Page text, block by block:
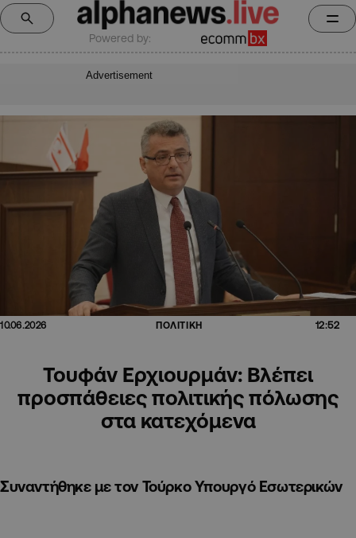
Powered by:
Advertisement
10.06.2026 ΠΟΛΙΤΙΚΗ 12:52
Τουφάν Ερχιουρμάν: Βλέπει
προσπάθειες πολιτικής πόλωσης
στα κατεχόμενα
Συναντήθηκε με τον Τούρκο Υπουργό Εσωτερικών